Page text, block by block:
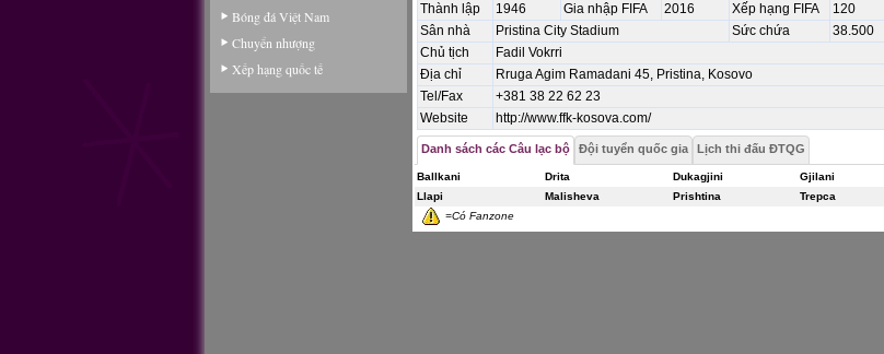
Bóng đá Việt Nam
Chuyển nhượng
Xếp hạng quốc tế
Thành lập
1946 Gia nhập FIFA 2016 Xếp hạng FIFA
120
Sân nhà
Pristina City Stadium Sức chứa
38.500
Chủ tịch
Fadil Vokrri
Địa chỉ
Rruga Agim Ramadani 45, Pristina, Kosovo
Tel/Fax
+381 38 22 62 23
Website
http://www.ffk-kosova.com/
Danh sách các Câu lạc bộ Đội tuyển quốc gia Lịch thi đấu ĐTQG
Ballkani Drita Dukagjini
Gjilani
Llapi
Malisheva Prishtina
Trepca
=Có Fanzone